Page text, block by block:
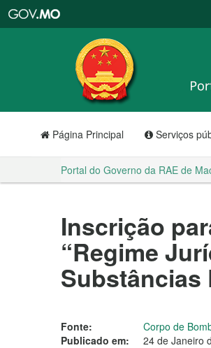
RAE
de
Macau
Página Principal Serviços
Portal do Governo da RAE de
Inscrição
“Regime
Substâncias
Fonte:
Corpo de
Publicado em:
24 de Janeiro